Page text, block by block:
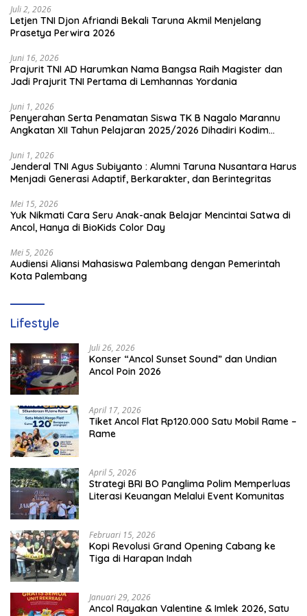
Juli 2, 2026
Letjen TNI Djon Afriandi Bekali Taruna Akmil Menjelang
Prasetya Perwira 2026
Juni 16, 2026
Prajurit TNI AD Harumkan Nama Bangsa Raih Magister dan
Jadi Prajurit TNI Pertama di Lemhannas Yordania
Juni 1, 2026
Penyerahan Serta Penamatan Siswa TK B Nagalo Marannu
Angkatan XII Tahun Pelajaran 2025/2026 Dihadiri Kodim
Juni 1, 2026
Jenderal TNI Agus Subiyanto : Alumni Taruna Nusantara Harus
Menjadi Generasi Adaptif, Berkarakter, dan Berintegritas
Mei 15, 2026
Yuk Nikmati Cara Seru Anak-anak Belajar Mencintai Satwa di
Ancol, Hanya di BioKids Color Day
Mei 5, 2026
Audiensi Aliansi Mahasiswa Palembang dengan Pemerintah
Kota Palembang
Lifestyle
Juli 26, 2026
Konser “Ancol Sunset Sound” dan Undian
Ancol Poin 2026
April 17, 2026
Tiket Ancol Flat Rp120.000 Satu Mobil Rame –
Rame
April 5, 2026
​Strategi BRI BO Panglima Polim Memperluas
Literasi Keuangan Melalui Event Komunitas
Februari 15, 2026
Kopi Revolusi Grand Opening Cabang ke
Tiga di Harapan Indah
Januari 29, 2026
Ancol Rayakan Valentine & Imlek 2026, Satu